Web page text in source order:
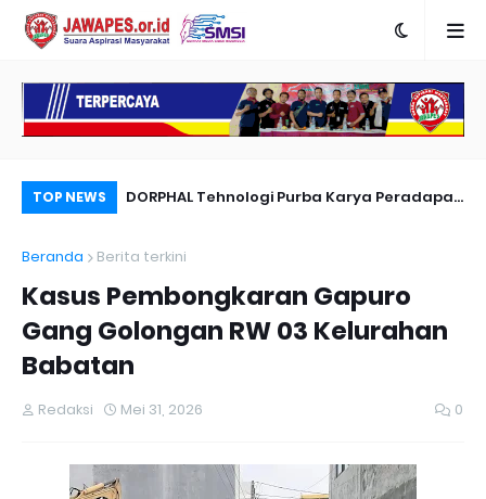
TOP NEWS
Anies
DORPHAL Tehnologi Purba Karya Peradapan
Beranda
Berita terkini
Kasus Pembongkaran Gapuro
Gang Golongan RW 03 Kelurahan
Babatan
Redaksi Mei 31, 2026 0